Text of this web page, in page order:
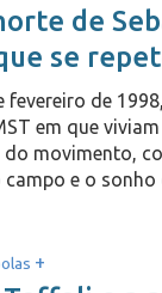
de
se
fevereiro de
em que
movimento,
e o sonho
+